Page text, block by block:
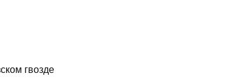
гвозде